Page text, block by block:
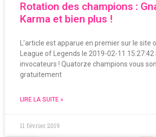
Rotation des champions :
Karma et bien plus !
L’article est apparue en premier sur le site
League of Legends le 2019-02-11
invocateurs ! Quatorze champions vous
gratuitement
LIRE LA SUITE »
11 février 2019